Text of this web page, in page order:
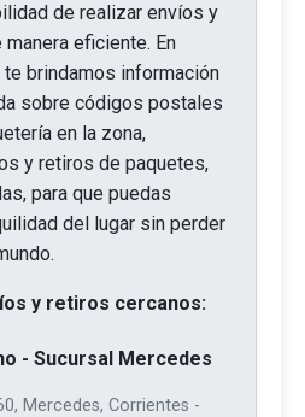
de realizar envíos y
eficiente. En
brindamos información
sobre códigos postales
en la zona,
y retiros de paquetes,
para que puedas
del lugar sin perder
y retiros cercanos:
- Sucursal Mercedes
Mercedes, Corrientes -